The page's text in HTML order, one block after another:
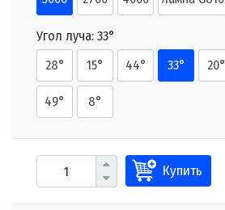
Угол луча: 33°
28°
15° 44° 33° 20°
49° 8°
Купить